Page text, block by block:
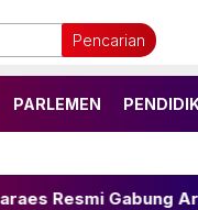
Pencarian
PARLEMEN
Gabung Arsenal